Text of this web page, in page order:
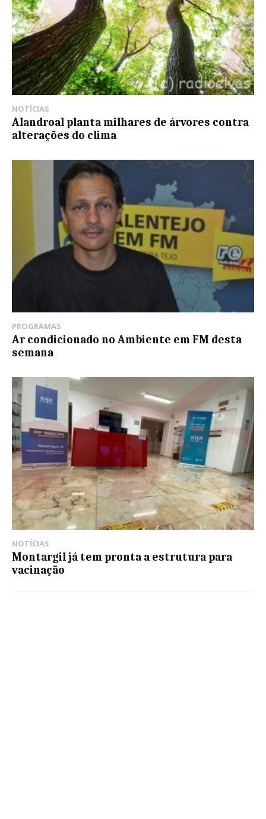
NOTÍCIAS
Alandroal planta milhares de árvores contra
alterações do clima
PROGRAMAS
Ar condicionado no Ambiente em FM desta
semana
NOTÍCIAS
Montargil já tem pronta a estrutura para
vacinação